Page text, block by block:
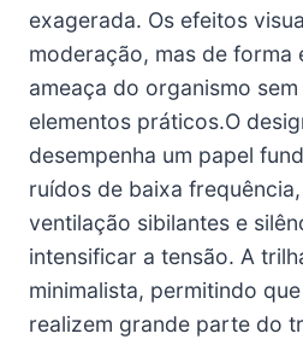
exagerada. Os efeitos
moderação, mas de forma
ameaça do organismo
elementos práticos.O
desempenha um papel
ruídos de baixa
ventilação sibilantes e
intensificar a tensão. A
minimalista, permitindo
realizem grande parte do